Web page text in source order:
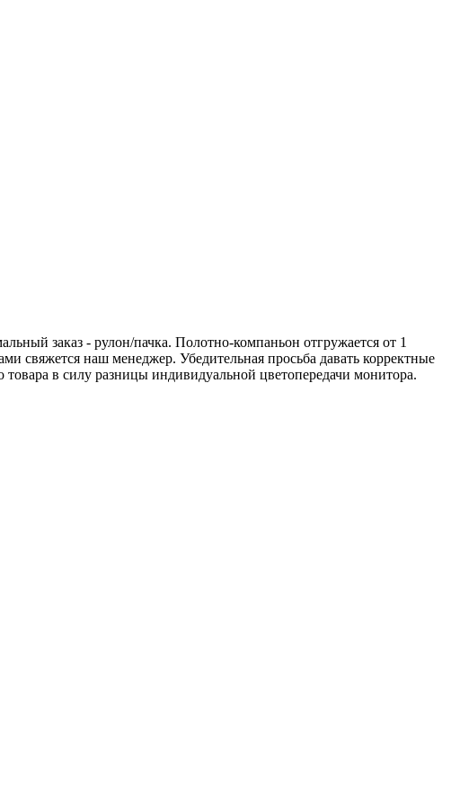
заказ - рулон/пачка. Полотно-компаньон отгружается от 1
свяжется наш менеджер. Убедительная просьба давать корректные
в силу разницы индивидуальной цветопередачи монитора.